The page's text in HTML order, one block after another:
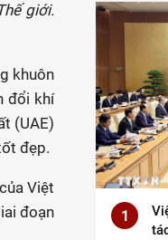
giới.
khuôn
đổi khí
(UAE)
đẹp.
Việt
đoạn
1